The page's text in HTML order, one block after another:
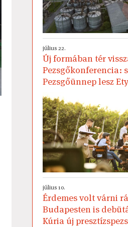
július 22.
Új formában tér
Pezsgőkonferencia:
Pezsgőünnep lesz
július 10.
Érdemes volt várni
Budapesten is
Kúria új